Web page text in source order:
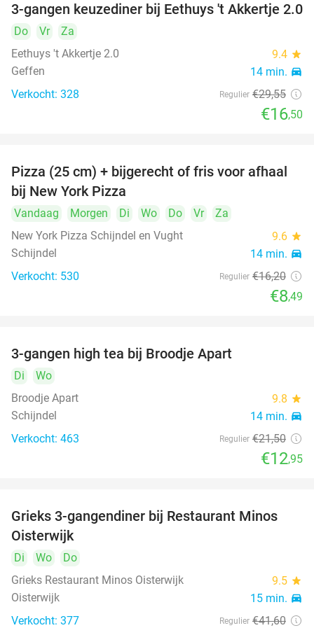
44%
3-gangen keuzediner bij Eethuys 't Akkertje 2.0
Do Vr
Za
Eethuys 't Akkertje 2.0
9.4 star
Geffen 14 min. directions_car
Verkocht: 328 Regulier €29,55
€16,50
48%
Pizza (25 cm) + bijgerecht of fris voor afhaal
bij New York Pizza
Vandaag Morgen Di Wo Do Vr
Za
New York Pizza Schijndel en Vught
9.6 star
Schijndel 14 min. directions_car
Verkocht: 530 Regulier €16,20
€8,49
3-gangen high tea bij Broodje Apart
Di
Wo
Broodje Apart
9.8 star
Schijndel 14 min. directions_car
Verkocht: 463 Regulier €21,50
€12,95
30%
Grieks 3-gangendiner bij Restaurant Minos
Oisterwijk
Di Wo
Do
Grieks Restaurant Minos Oisterwijk
9.5 star
Oisterwijk 15 min. directions_car
Verkocht: 377 Regulier €41,60